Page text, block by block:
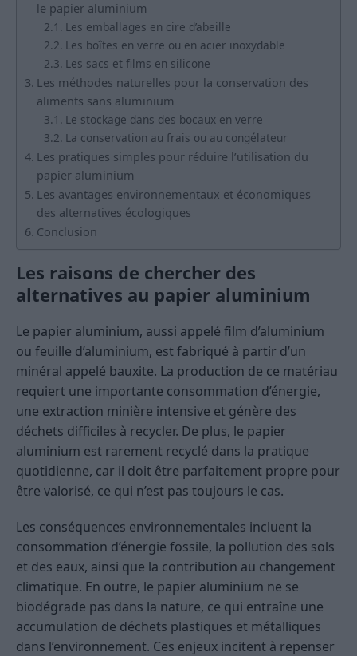
le papier aluminium
Les emballages en cire d’abeille
Les boîtes en verre ou en acier inoxydable
Les sacs et films en silicone
Les méthodes naturelles pour la conservation des
aliments sans aluminium
Le stockage dans des bocaux en verre
La conservation au frais ou au congélateur
Les pratiques simples pour réduire l’utilisation du
papier aluminium
Les avantages environnementaux et économiques
des alternatives écologiques
Conclusion
Les raisons de chercher des
alternatives au papier aluminium
Le papier aluminium, aussi appelé film d’aluminium
ou feuille d’aluminium, est fabriqué à partir d’un
minéral appelé bauxite. La production de ce matériau
requiert une importante consommation d’énergie,
une extraction minière intensive et génère des
déchets difficiles à recycler. De plus, le papier
aluminium est rarement recyclé dans la pratique
quotidienne, car il doit être parfaitement propre pour
être valorisé, ce qui n’est pas toujours le cas.
Les conséquences environnementales incluent la
consommation d’énergie fossile, la pollution des sols
et des eaux, ainsi que la contribution au changement
climatique. En outre, le papier aluminium ne se
biodégrade pas dans la nature, ce qui entraîne une
accumulation de déchets plastiques et métalliques
dans l’environnement. Ces enjeux incitent à repenser